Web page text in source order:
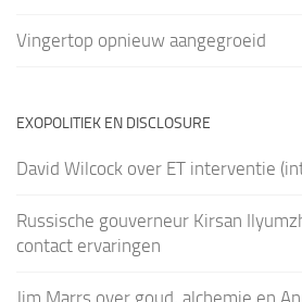
Vingertop opnieuw aangegroeid
EXOPOLITIEK EN DISCLOSURE
David Wilcock over ET interventie
Russische gouverneur Kirsan
contact ervaringen
Jim Marrs over goud, alchemie en